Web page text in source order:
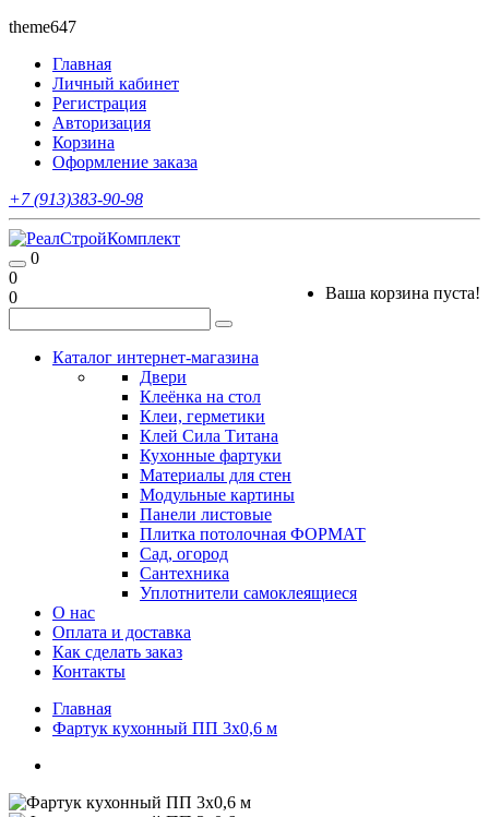
theme647
Главная
Личный кабинет
Регистрация
Авторизация
Корзина
Оформление заказа
+7 (913)383-90-98
0
Ваша корзина пуста!
0
0
Каталог интернет-магазина
Двери
Клеёнка на стол
Клеи, герметики
Клей Сила Титана
Кухонные фартуки
Материалы для стен
Модульные картины
Панели листовые
Плитка потолочная ФОРМАТ
Сад, огород
Сантехника
Уплотнители самоклеящиеся
О нас
Оплата и доставка
Как сделать заказ
Контакты
Главная
Фартук кухонный ПП 3х0,6 м